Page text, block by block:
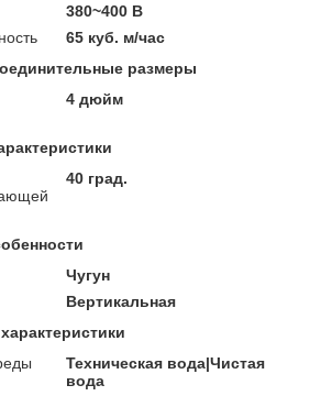
380~400 В
65 куб. м/час
размеры
4 дюйм
40 град.
Чугун
Вертикальная
Техническая вода|Чистая
вода